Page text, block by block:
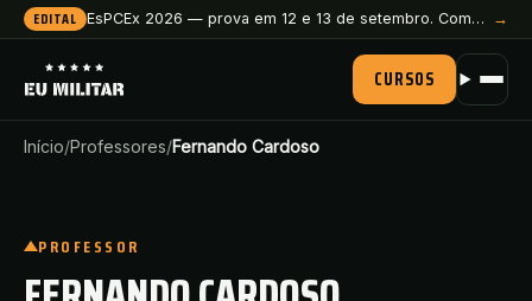
EDITAL EsPCEx 2026 — prova em 12 e 13 de setembro. Comece a preparação agora. →
CURSOS
Início/Professores/Fernando Cardoso
PROFESSOR